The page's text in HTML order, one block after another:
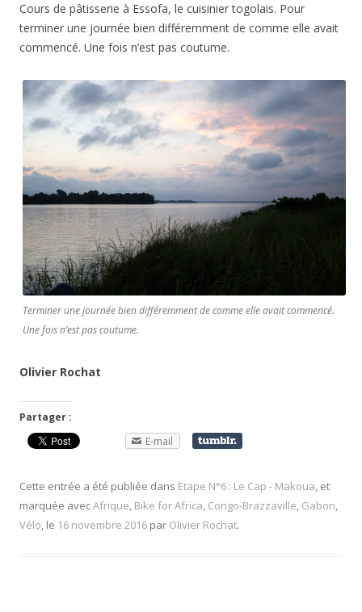
Cours de pâtisserie à Essofa, le cuisinier togolais. Pour
terminer une journée bien différemment de comme elle avait
commencé. Une fois n’est pas coutume.
Terminer une journée bien différemment de comme elle avait commencé.
Une fois n’est pas coutume.
Olivier Rochat
Partager :
E-mail
Cette entrée a été publiée dans Etape N°6 : Le Cap - Makoua, et
marquée avecAfrique, Bike for Africa, Congo-Brazzaville, Gabon,
Vélo, le 16 novembre 2016 par Olivier Rochat.